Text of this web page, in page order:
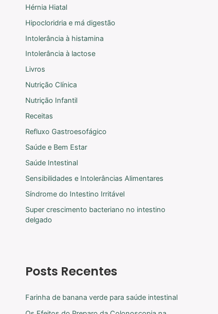
Hérnia Hiatal
Hipocloridria e má digestão
Intolerância à histamina
Intolerância à lactose
Livros
Nutrição Clínica
Nutrição Infantil
Receitas
Refluxo Gastroesofágico
Saúde e Bem Estar
Saúde Intestinal
Sensibilidades e Intolerâncias Alimentares
Síndrome do Intestino Irritável
Super crescimento bacteriano no intestino
delgado
Posts Recentes
Farinha de banana verde para saúde intestinal